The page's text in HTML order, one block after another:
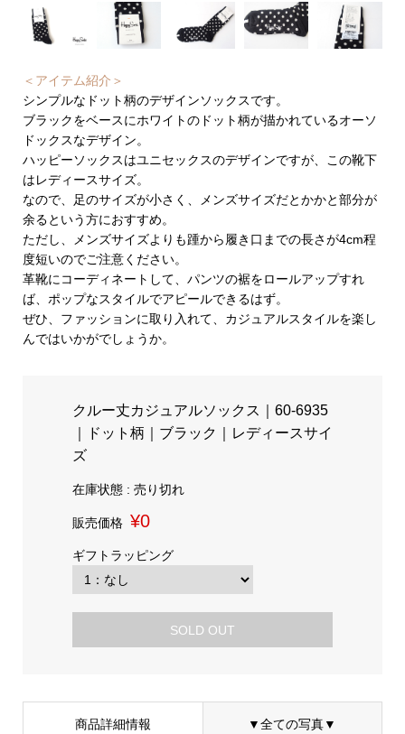
＜アイテム紹介＞
シンプルなドット柄のデザインソックスです。
ブラックをベースにホワイトのドット柄が描かれているオーソ
ドックスなデザイン。
ハッピーソックスはユニセックスのデザインですが、この靴下
はレディースサイズ。
なので、足のサイズが小さく、メンズサイズだとかかと部分が
余るという方におすすめ。
ただし、メンズサイズよりも踵から履き口までの長さが4cm程
度短いのでご注意ください。
革靴にコーディネートして、パンツの裾をロールアップすれ
ば、ポップなスタイルでアピールできるはず。
ぜひ、ファッションに取り入れて、カジュアルスタイルを楽し
んではいかがでしょうか。
クルー丈カジュアルソックス｜60-6935
｜ドット柄｜ブラック｜レディースサイ
ズ
在庫状態 : 売り切れ
販売価格 ¥0
ギフトラッピング
SOLD OUT
商品詳細情報 ▼全ての写真▼